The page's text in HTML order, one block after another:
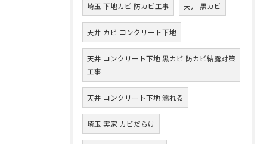
埼玉 下地カビ 防カビ工事 天井 黒カビ
天井 カビ コンクリート下地
天井 コンクリート下地 黒カビ 防カビ結露対策
工事
天井 コンクリート下地 濡れる
埼玉 実家 カビだらけ